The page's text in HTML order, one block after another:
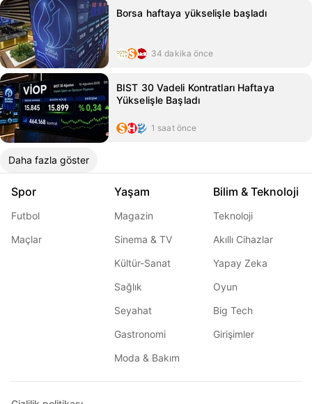
Borsa haftaya yükselişle başladı
34 dakika önce
BIST 30 Vadeli Kontratları Haftaya
Yükselişle Başladı
1 saat önce
Daha fazla göster
Spor
Futbol
Maçlar
Yaşam
Magazin
Sinema & TV
Kültür-Sanat
Sağlık
Seyahat
Gastronomi
Moda & Bakım
Bilim & Teknoloji
Teknoloji
Akıllı Cihazlar
Yapay Zeka
Oyun
Big Tech
Girişimler